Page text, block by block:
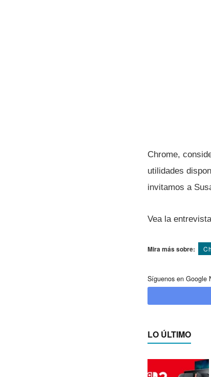
Chrome,
utilidades
invitamos a
Vea la
Mira más sobre:
Síguenos en Google
LO ÚLTIMO